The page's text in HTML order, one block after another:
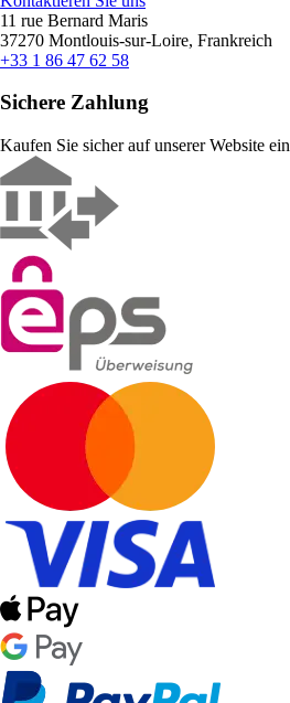
11 rue Bernard Maris
37270 Montlouis-sur-Loire, Frankreich
+33 1 86 47 62 58
Sichere Zahlung
Kaufen Sie sicher auf unserer Website ein